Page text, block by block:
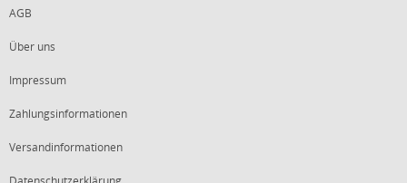
AGB
Über uns
Impressum
Zahlungsinformationen
Versandinformationen